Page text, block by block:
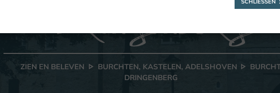
Dringenberg
ZIEN EN BELEVEN BURCHTEN, KASTELEN, ADELSHOVEN
DRINGENBERG
SCHLIESSEN